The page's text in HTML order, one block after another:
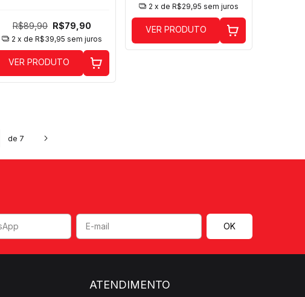
R$89,90 R$79,90
2 x deR$39,95 sem juros
VER PRODUTO
2 x de R$29,95 sem juros
VER PRODUTO
de 7
ATENDIMENTO